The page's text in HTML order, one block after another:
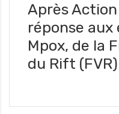
informations d'urgence
Après Action
réponse aux
Mpox, de la
du Rift